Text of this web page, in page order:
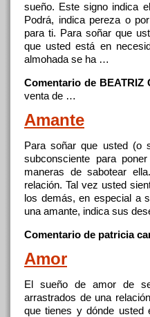
sueño. Este signo indica el
Podrá, indica pereza o por
para ti. Parasoñar que
que usted está en
almohada se ha …
Comentario de BEATRIZ
venta de …
Amante
Parasoñar que usted (o
subconsciente para
maneras de sabotear
relación. Tal vez usted
los demás, en especial a
una amante, indica sus
Comentario de patricia
Amor
El sueño de amor de
arrastrados de una
que tienes ydónde usted